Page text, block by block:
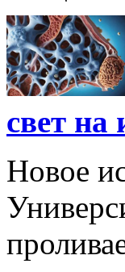
свет на
Новое